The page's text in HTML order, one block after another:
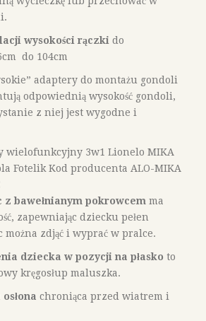
wysokości rączki do
do 104cm
adaptery do montażu gondoli
odpowiednią wysokość gondoli,
z niej jest wygodne i
bawełnianym pokrowcem ma
zapewniając dziecku pełen
można zdjąć i wyprać w pralce.
dziecka w pozycji na płasko to
kręgosłup maluszka.
chroniąca przed wiatrem i